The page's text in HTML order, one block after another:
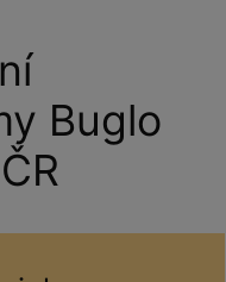
Buglo